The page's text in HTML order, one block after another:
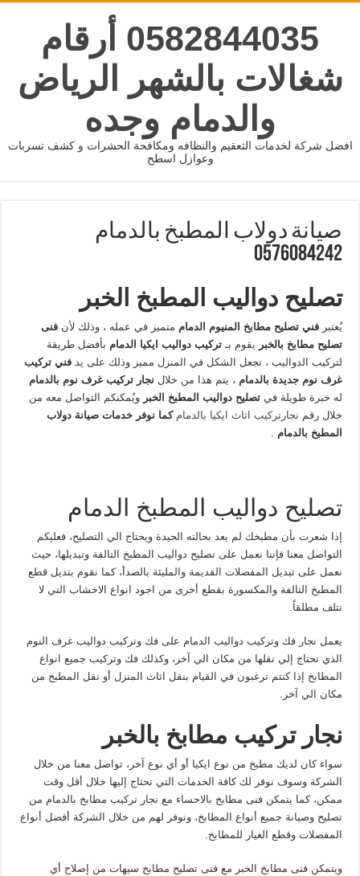
0582844035 أرقام
شغالات بالشهر الرياض
والدمام وجده
افضل شركة لخدمات التعقيم والنظافه ومكافحة الحشرات و كشف تسربات
وعوازل اسطح
صيانة دولاب المطبخ بالدمام
0576084242
تصليح دواليب المطبخ الخبر
يُعتبرفني تصليح مطابخ المنيوم الدمام متميز في عمله ، وذلك لأنفنى
تصليح مطابخ بالخبر يقوم بـتركيب دواليب ايكيا الدمام بأفضل طريقة
لتركيب الدواليب ، تجعل الشكل في المنزل مميز وذلك على يدفني تركيب
غرف نوم جديدة بالدمام ، يتم هذا من خلال نجار تركيب غرف نوم بالدمام
له خبرة طويلة فيتصليح دواليب المطبخ الخبر ويُمكنكم التواصل معه من
خلال رقم نجارتركيب اثاث ايكيا بالدمام كما نوفر خدمات صيانة دولاب
المطبخ بالدمام .
تصليح دواليب المطبخ الدمام
إذا شعرت بأن مطبخك لم يعد بحالته الجيدة ويحتاج الي التصليح، فعليكم
التواصل معنا فإننا نعمل على تصليح دواليب المطبخ التالفة وتبديلها، حيث
نعمل على تبديل المفصلات القديمة والمليئة بالصدأ، كما نقوم بتديل قطع
المطبخ التالفة والمكسورة بقطع أخرى من اجود انواع الاخشاب التي لا
تتلف مطلقاً.
يعمل نجار فك وتركيب دواليب الدمام على فك وتركيب دواليب غرف النوم
الذي تحتاج إلي نقلها من مكان الي آخر، وكذلك فك وتركيب جميع انواع
المطابخ إذا كنتم ترغبون في القيام بنقل اثاث المنزل أو نقل المطبخ من
مكان الي آخر.
نجار تركيب مطابخ بالخبر
سواء كان لديك مطبخ من نوع ايكيا أو أي نوع آخر، تواصل معنا من خلال
الشركة وسوف نوفر لك كافة الخدمات التي تحتاج إليها خلال أقل وقت
ممكن، كما يتمكن فنى مطابخ بالاحساء مع نجار تركيب مطابخ بالدمام من
تصليح وصيانة جميع أنواع المطابخ، ونوفر لهم من خلال الشركة أفضل أنواع
المفصلات وقطع الغيار للمطابخ.
ويتمكن فنى مطابخ الخبر مع فنى تصليح مطابخ سيهات من إصلاح أي